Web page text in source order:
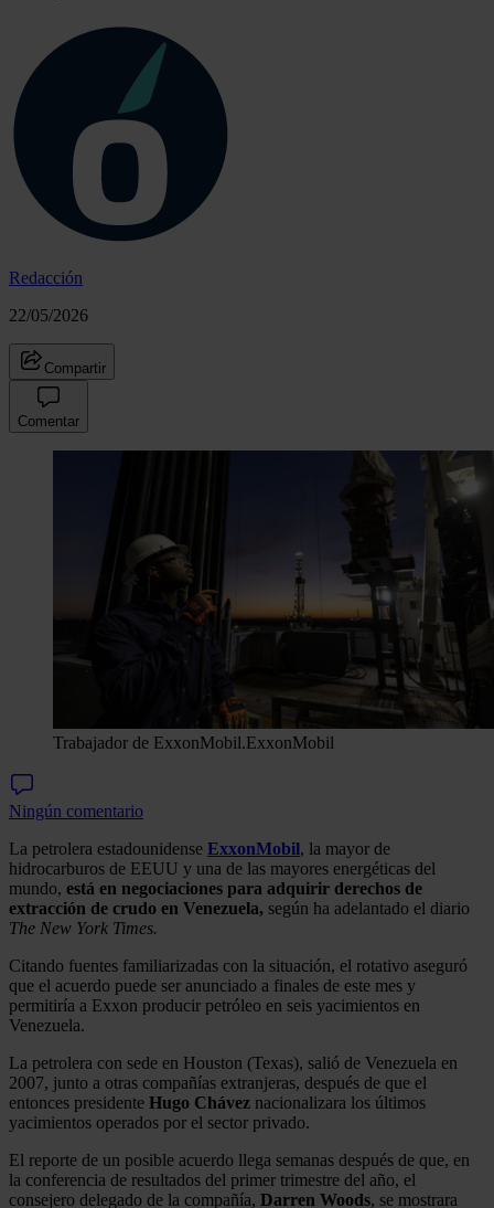
Redacción
22/05/2026
Compartir
Comentar
Trabajador de ExxonMobil.ExxonMobil
Ningún comentario
La petrolera estadounidense ExxonMobil, la mayor de
hidrocarburos de EEUU y una de las mayores energéticas del
mundo, está en negociaciones para adquirir derechos de
extracción de crudo en Venezuela, según ha adelantado el diario
The New York Times.
Citando fuentes familiarizadas con la situación, el rotativo aseguró
que el acuerdo puede ser anunciado a finales de este mes y
permitiría a Exxon producir petróleo en seis yacimientos en
Venezuela.
La petrolera con sede en Houston (Texas), salió de Venezuela en
2007, junto a otras compañías extranjeras, después de que el
entonces presidente Hugo Chávez nacionalizara los últimos
yacimientos operados por el sector privado.
El reporte de un posible acuerdo llega semanas después de que, en
la conferencia de resultados del primer trimestre del año, el
consejero delegado de la compañía, Darren Woods, se mostrara